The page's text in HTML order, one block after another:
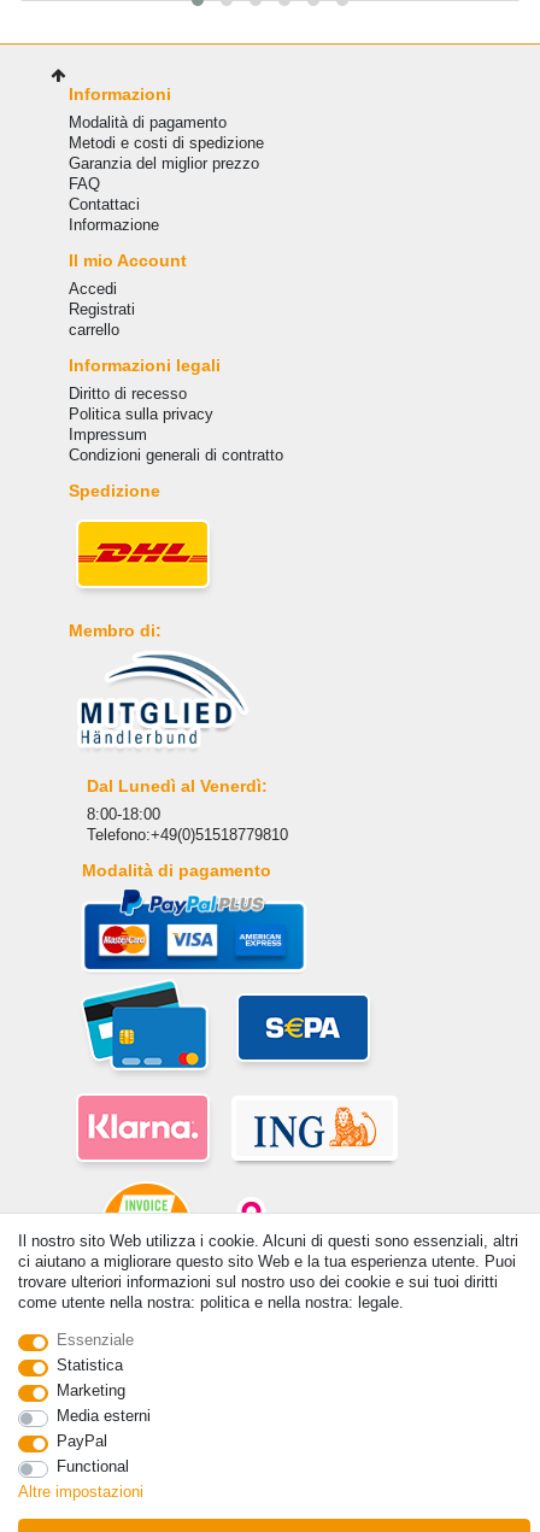
Il nostro sito Web utilizza i cookie. Alcuni di questi sono essenziali, altri
ci aiutano a migliorare questo sito Web e la tua esperienza utente. Puoi
trovare ulteriori informazioni sul nostro uso dei cookie e sui tuoi diritti
come utente nella nostra: politica e nella nostra: legale.
Essenziale
Statistica
Marketing
Media esterni
PayPal
Functional
Altre impostazioni
Informazioni
Modalità di pagamento
Metodi e costi di spedizione
Garanzia del miglior prezzo
FAQ
Сontattaci
Informazione
Il mio Account
Accedi
Registrati
carrello
Informazioni legali
Diritto di recesso
Politica sulla privacy
Impressum
Condizioni generali di contratto
Spedizione
Membro di:
Dal Lunedì al Venerdì:
8:00-18:00
Telefono:+49(0)51518779810
Modalità di pagamento
© Copyright 2026 | Tutti i diritti riservati. - Tutti i diritti riservati. Prezzi
incl. 19% di imposta sul valore aggiunto | prezzi base vedi dettaglio
articolo | *Si applica alle consegne in Italia!
Withdraw from contract here